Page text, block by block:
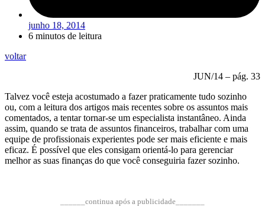
junho 18, 2014
6 minutos de leitura
voltar
JUN/14 – pág. 33
Talvez você esteja acostumado a fazer praticamente tudo sozinho
ou, com a leitura dos artigos mais recentes sobre os assuntos mais
comentados, a tentar tornar-se um especialista instantâneo. Ainda
assim, quando se trata de assuntos financeiros, trabalhar com uma
equipe de profissionais experientes pode ser mais eficiente e mais
eficaz. É possível que eles consigam orientá-lo para gerenciar
melhor as suas finanças do que você conseguiria fazer sozinho.
______continua após a publicidade_______